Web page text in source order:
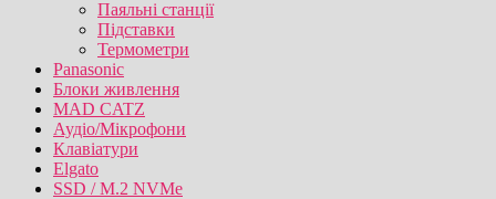
Паяльні станції
Підставки
Термометри
Panasonic
Блоки живлення
MAD CATZ
Аудіо/Мікрофони
Клавіатури
Elgato
SSD / M.2 NVMe